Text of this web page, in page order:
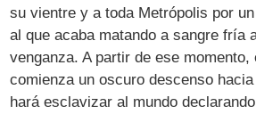
su vientre y a toda Metrópolis por
al que acaba matando a sangre fría
venganza. A partir de ese momento,
comienza un oscuro descenso
hará esclavizar al mundo